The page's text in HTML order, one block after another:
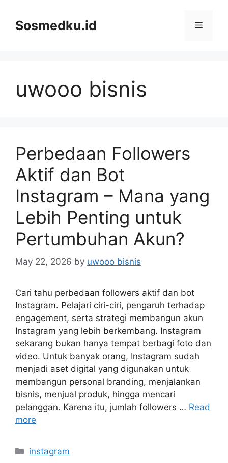
contentSosmedku.id Menu
uwooo bisnis
Perbedaan Followers
Aktif dan Bot
Instagram – Mana yang
Lebih Penting untuk
Pertumbuhan Akun?
May 22, 2026 by uwooo bisnis
Cari tahu perbedaan followers aktif dan bot
Instagram. Pelajari ciri-ciri, pengaruh terhadap
engagement, serta strategi membangun akun
Instagram yang lebih berkembang. Instagram
sekarang bukan hanya tempat berbagi foto dan
video. Untuk banyak orang, Instagram sudah
menjadi aset digital yang digunakan untuk
membangun personal branding, menjalankan
bisnis, menjual produk, hingga mencari
pelanggan. Karena itu, jumlah followers … Read
more
Categories
instagram